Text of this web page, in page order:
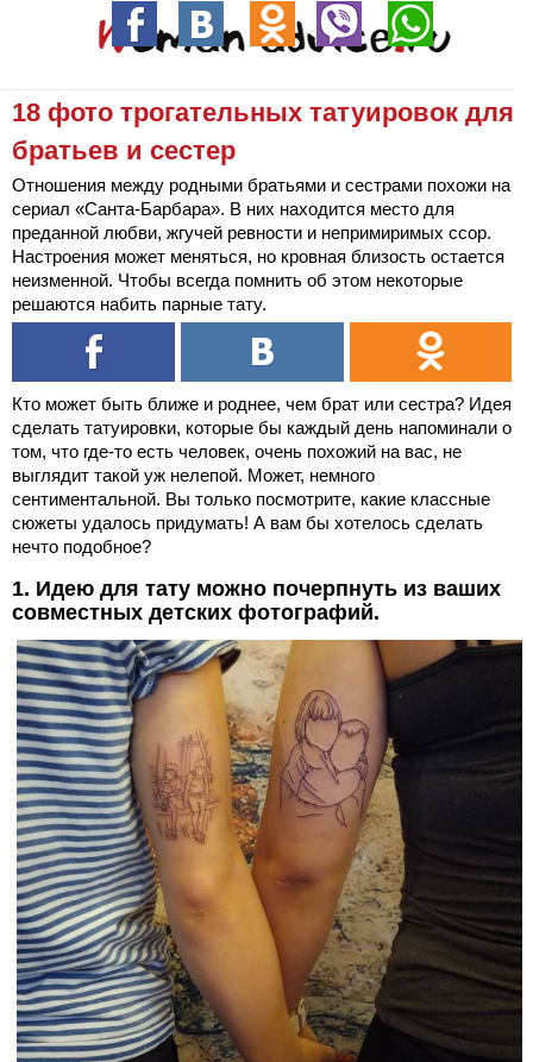
18 фото трогательных татуировок для
братьев и сестер
Отношения между родными братьями и сестрами похожи на
сериал «Санта-Барбара». В них находится место для
преданной любви, жгучей ревности и непримиримых ссор.
Настроения может меняться, но кровная близость остается
неизменной. Чтобы всегда помнить об этом некоторые
решаются набить парные тату.
Кто может быть ближе и роднее, чем брат или сестра? Идея
сделать татуировки, которые бы каждый день напоминали о
том, что где-то есть человек, очень похожий на вас, не
выглядит такой уж нелепой. Может, немного
сентиментальной. Вы только посмотрите, какие классные
сюжеты удалось придумать! А вам бы хотелось сделать
нечто подобное?
1. Идею для тату можно почерпнуть из ваших
совместных детских фотографий.